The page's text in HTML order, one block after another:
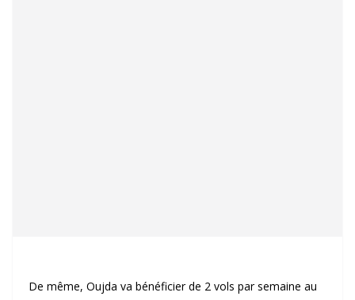
De même, Oujda va bénéficier de 2 vols par semaine au